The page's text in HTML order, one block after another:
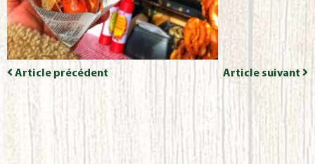
Article précédent Article suivant